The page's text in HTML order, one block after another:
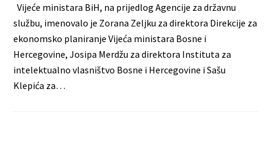
Vijeće ministara BiH, na prijedlog Agencije za državnu
službu, imenovalo je Zorana Zeljku za direktora Direkcije za
ekonomsko planiranje Vijeća ministara Bosne i
Hercegovine, Josipa Merdžu za direktora Instituta za
intelektualno vlasništvo Bosne i Hercegovine i Sašu
Klepića za…